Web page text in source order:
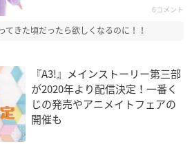
6コメント
てきた頃だったら欲しくなるのに！！
『A3!』メインストーリー第三部
が2020年より配信決定！一番く
じの発売やアニメイトフェアの
開催も